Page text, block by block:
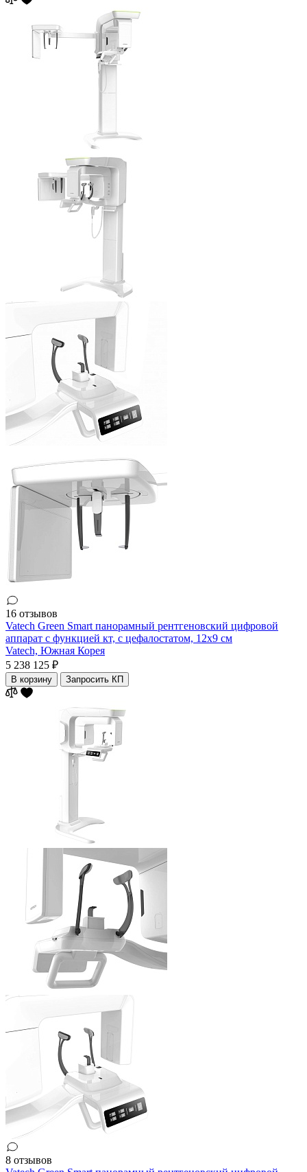
16 отзывов
Vatech Green Smart панорамный рентгеновский цифровой
аппарат с функцией кт, с цефалостатом, 12x9 см
Vatech, Южная Корея
5 238 125 ₽
В корзину Запросить КП
8 отзывов